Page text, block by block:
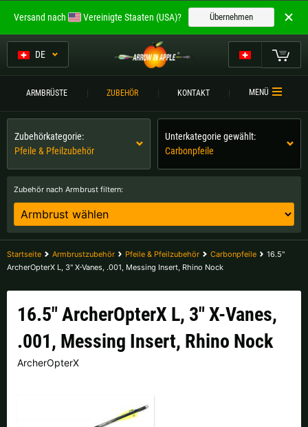
DE
ARMBRÜSTE ZUBEHÖR KONTAKT MENÜ
Zubehör nach Armbrust filtern:
Zubehörkategorie:
Pfeile & Pfeilzubehör
Unterkategorie gewählt:
Carbonpfeile
Startseite Armbrustzubehör Pfeile & Pfeilzubehör Carbonpfeile
16.5"
ArcherOpterX L, 3" X-Vanes, .001, Messing Insert, Rhino Nock
16.5" ArcherOpterX L, 3" X-Vanes,
.001, Messing Insert, Rhino Nock
ArcherOpterX
Willkommen bei
ARROW IN APPLE
Die besten Armbrüste.
Bitte wählen Sie Ihre Sprache aus:
Englisch Deutsch (DE)
Deutsch (AT) Deutsch (CH)
Bitte wählen Sie Ihre Versandregion:
Belgien |€ Bulgarien |лв
Finnland |€ Frankreich |€
Italien |€ Kroatien | kn
Versand nach Vereinigte Staaten (USA)? Übernehmen
Mein Warenkorb
ARMBRÜSTE
ARMBRUSTVERGLEICH
ZUBEHÖR
KONTAKT